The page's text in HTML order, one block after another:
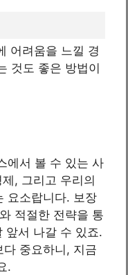
어려움을 느낄 경
것도 좋은 방법이
에서 볼 수 있는 사
, 그리고 우리의
요소랍니다. 보장
적절한 전략을 통
앞서 나갈 수 있죠.
중요하니, 지금
.